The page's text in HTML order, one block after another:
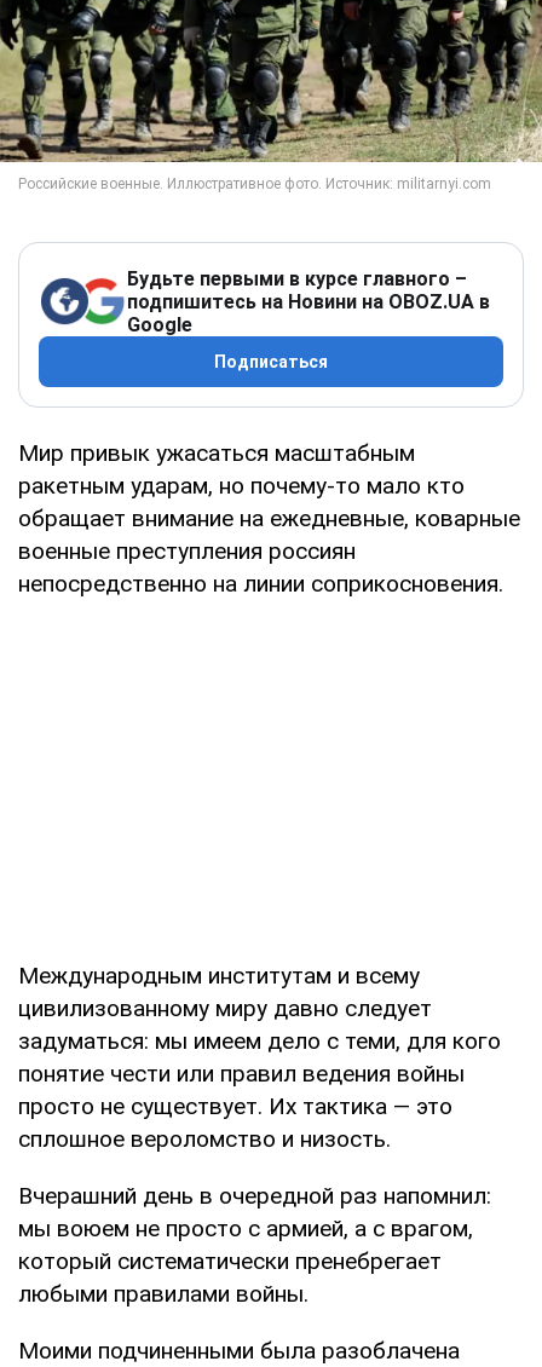
Будьте первыми в курсе главного –
подпишитесь на Новини на OBOZ.UA в
Google
Подписаться
Мир привык ужасаться масштабным
ракетным ударам, но почему-то мало кто
обращает внимание на ежедневные, коварные
военные преступления россиян
непосредственно на линии соприкосновения.
Международным институтам и всему
цивилизованному миру давно следует
задуматься: мы имеем дело с теми, для кого
понятие чести или правил ведения войны
просто не существует. Их тактика — это
сплошное вероломство и низость.
Вчерашний день в очередной раз напомнил:
мы воюем не просто с армией, а с врагом,
который систематически пренебрегает
любыми правилами войны.
Моими подчиненными была разоблачена